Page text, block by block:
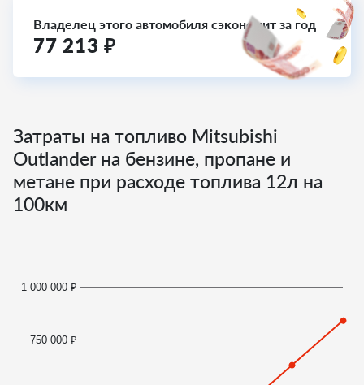
Владелец этого автомобиля сэкономит за год
77 213 ₽
Затраты на топливо Mitsubishi
Outlander на бензине, пропане и
метане при расходе топлива 12л на
100км
1 000 000 ₽
750 000 ₽